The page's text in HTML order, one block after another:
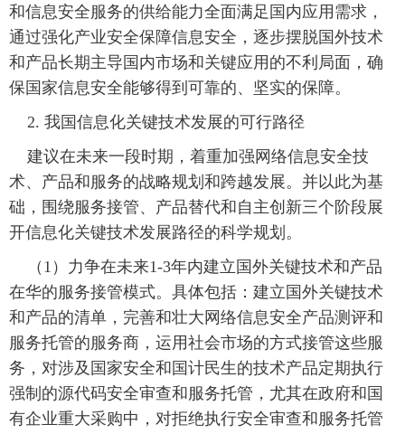
和信息安全服务的供给能力全面满足国内应用需求，
通过强化产业安全保障信息安全，逐步摆脱国外技术
和产品长期主导国内市场和关键应用的不利局面，确
保国家信息安全能够得到可靠的、坚实的保障。
2. 我国信息化关键技术发展的可行路径
建议在未来一段时期，着重加强网络信息安全技
术、产品和服务的战略规划和跨越发展。并以此为基
础，围绕服务接管、产品替代和自主创新三个阶段展
开信息化关键技术发展路径的科学规划。
（1）力争在未来1-3年内建立国外关键技术和产品
在华的服务接管模式。具体包括：建立国外关键技术
和产品的清单，完善和壮大网络信息安全产品测评和
服务托管的服务商，运用社会市场的方式接管这些服
务，对涉及国家安全和国计民生的技术产品定期执行
强制的源代码安全审查和服务托管，尤其在政府和国
有企业重大采购中，对拒绝执行安全审查和服务托管